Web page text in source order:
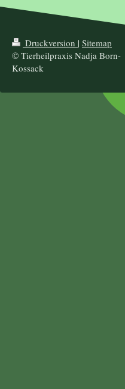
Druckversion | Sitemap
© Tierheilpraxis Nadja Born-
Kossack